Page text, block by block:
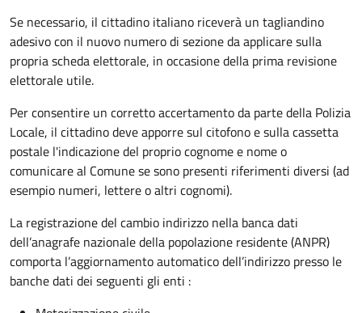
Se necessario, il cittadino italiano riceverà un tagliandino
adesivo con il nuovo numero di sezione da applicare sulla
propria scheda elettorale, in occasione della prima revisione
elettorale utile.
Per consentire un corretto accertamento da parte della Polizia
Locale, il cittadino deve apporre sul citofono e sulla cassetta
postale l'indicazione del proprio cognome e nome o
comunicare al Comune se sono presenti riferimenti diversi (ad
esempio numeri, lettere o altri cognomi).
La registrazione del cambio indirizzo nella banca dati
dell’anagrafe nazionale della popolazione residente (ANPR)
comporta l’aggiornamento automatico dell’indirizzo presso le
banche dati dei seguenti gli enti :